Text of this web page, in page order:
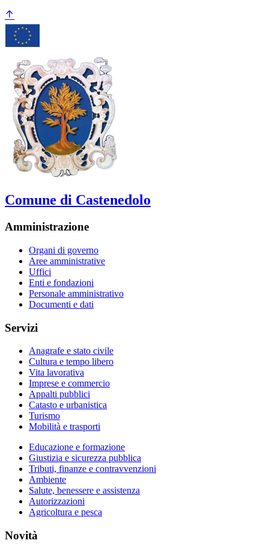
Comune di Castenedolo
Amministrazione
Organi di governo
Aree amministrative
Uffici
Enti e fondazioni
Personale amministrativo
Documenti e dati
Servizi
Anagrafe e stato civile
Cultura e tempo libero
Vita lavorativa
Imprese e commercio
Appalti pubblici
Catasto e urbanistica
Turismo
Mobilità e trasporti
Educazione e formazione
Giustizia e sicurezza pubblica
Tributi, finanze e contravvenzioni
Ambiente
Salute, benessere e assistenza
Autorizzazioni
Agricoltura e pesca
Novità